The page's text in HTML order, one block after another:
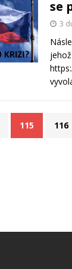
se
3
115 116